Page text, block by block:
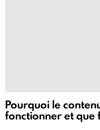
Pourquoi le
fonctionner et que